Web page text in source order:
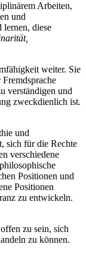
Arbeiten,
und
lernen, diese
weiter. Sie
verständigen und
zweckdienlich ist.
und
sich für die Rechte
verschiedene
Positionen und
Positionen
zu entwickeln.
zu sein, sich
zu können.